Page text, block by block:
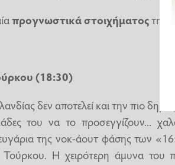
προγνωστικά στοιχήματοςτης
(18:30)
δεν αποτελεί και την πιο
του να το προσεγγίζουν...
της νοκ-άουτ φάσης των
Η χειρότερη άμυνα του